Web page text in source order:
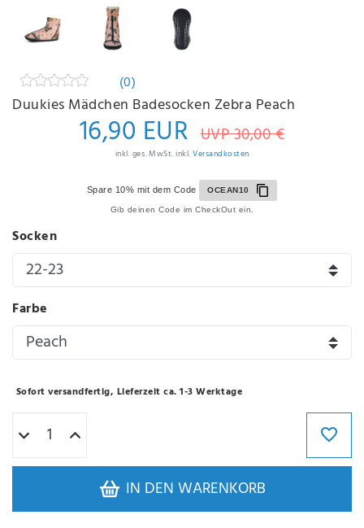
(0)
Duukies Mädchen Badesocken Zebra Peach
16,90 EUR UVP 30,00 €
inkl. ges. MwSt. inkl. Versandkosten
Spare 10% mit dem Code OCEAN10
Gib deinen Code im CheckOut ein.
Socken
Farbe
Sofort versandfertig, Lieferzeit ca. 1-3 Werktage
IN DEN WARENKORB